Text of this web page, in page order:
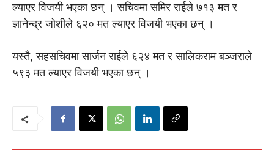
ल्याएर विजयी भएका छन् । सचिवमा समिर राईले ७१३ मत र
ज्ञानेन्द्र जोशीले ६२० मत ल्याएर विजयी भएका छन् ।
यस्तै, सहसचिवमा सार्जन राईले ६२४ मत र सालिकराम बञ्जराले
५९३ मत ल्याएर विजयी भएका छन् ।